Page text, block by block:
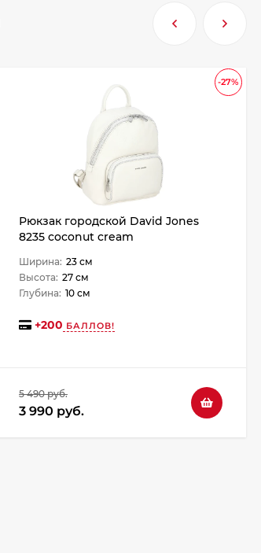
-27%
Рюкзак городской David Jones
8235 coconut cream
Ширина: 23 см
Высота: 27 см
Глубина: 10 см
+200 БАЛЛОВ!
5 490 руб.
3 990 руб.